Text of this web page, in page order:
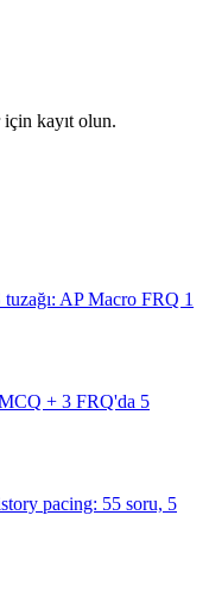
için kayıt olun.
AP Macro FRQ 1
+ 3 FRQ'da 5
pacing: 55 soru, 5